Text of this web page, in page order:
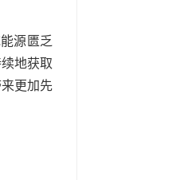
源匮乏
地获取
更加先